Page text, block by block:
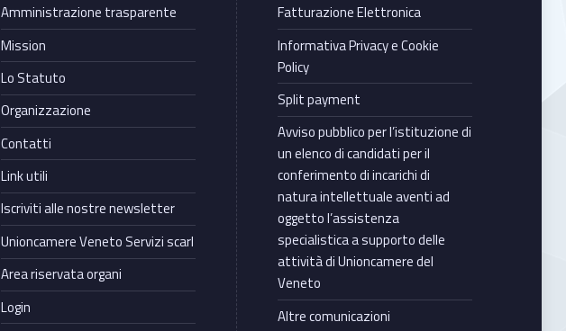
Amministrazione trasparente
Mission
Lo Statuto
Organizzazione
Contatti
Link utili
Iscriviti alle nostre newsletter
Unioncamere Veneto Servizi scarl
Area riservata organi
Login
Fatturazione Elettronica
Informativa Privacy e Cookie
Policy
Split payment
Avviso pubblico per l’istituzione di
un elenco di candidati per il
conferimento di incarichi di
natura intellettuale aventi ad
oggetto l’assistenza
specialistica a supporto delle
attività di Unioncamere del
Veneto
Altre comunicazioni